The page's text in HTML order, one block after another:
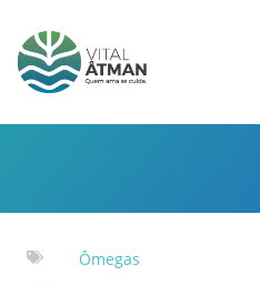
Ômegas